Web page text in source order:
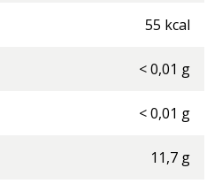
55 kcal
<0,01 g
<0,01 g
11,7 g